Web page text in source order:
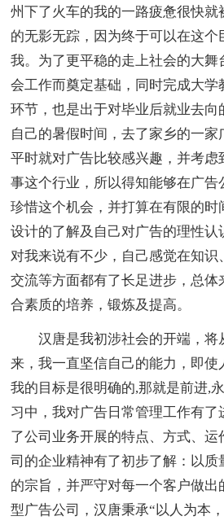
州下了火车的我的一路疲惫很快就
的无影无踪，因为终于可以在这个
我。为了更平稳的走上社会的大舞
会工作而奠定基础，同时完成大学
环节，也是出于对毕业后就业去向
自己的暑假时间，去了家乡的一家
平时就对广告比较感兴趣，并考虑
事这个行业，所以得知能够在广告
珍惜这个机会，并打算在有限的时
设计的了解及自己对广告的理性认
对我来说有不少，自己感觉在知识
交流等方面都有了长足进步，总体
合素质的培养，锻炼及提高。
汉唐是我初涉社会的开端，将
来，我一直坚信自己的能力，即使
我的目标是很明确的,那就是前进,
习中，我对广告日常管理工作有了
了公司业务开展的特点、方式、运
司的企业精神有了初步了解：以质
的宗旨，并严守对每一个客户做出
型广告公司，汉唐秉承“以人为本